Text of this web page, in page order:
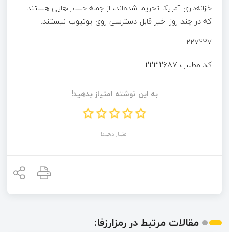
خزانه‌داری آمریکا تحریم شده‌اند، از جمله حساب‌هایی هستند
که در چند روز اخیر قابل دسترسی روی یوتیوب نیستند.
۲۲۷۲۲۷
کد مطلب 2232687
به این نوشته امتیاز بدهید!
امتیاز دهید!
مقالات مرتبط در رمزارزفا: